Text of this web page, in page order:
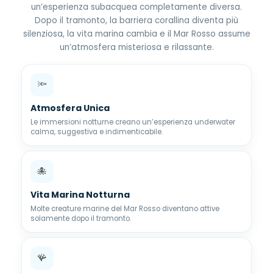
un’esperienza subacquea completamente diversa.
Dopo il tramonto, la barriera corallina diventa più
silenziosa, la vita marina cambia e il Mar Rosso assume
un’atmosfera misteriosa e rilassante.
🔦
Atmosfera Unica
Le immersioni notturne creano un’esperienza underwater
calma, suggestiva e indimenticabile.
🐙
Vita Marina Notturna
Molte creature marine del Mar Rosso diventano attive
solamente dopo il tramonto.
🪸